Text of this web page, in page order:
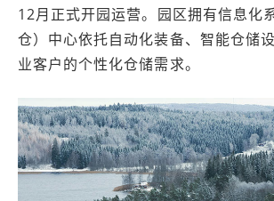
12月正式开园运营。园区拥有信息化
仓）中心依托自动化装备、智能仓储
业客户的个性化仓储需求。